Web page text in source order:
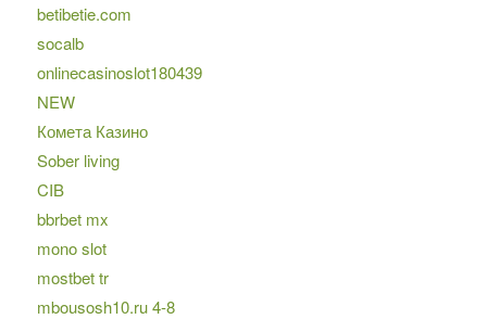
betibetie.com
socalb
onlinecasinoslot180439
NEW
Комета Казино
Sober living
CIB
bbrbet mx
mono slot
mostbet tr
mbousosh10.ru 4-8